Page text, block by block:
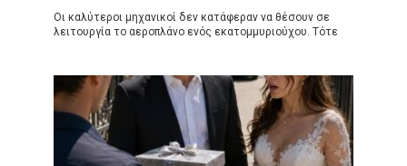
Οι καλύτεροι μηχανικοί δεν κατάφεραν να θέσουν σε
λειτουργία το αεροπλάνο ενός εκατομμυριούχου. Τότε